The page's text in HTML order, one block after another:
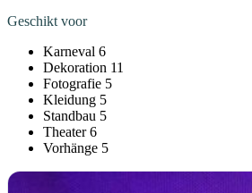
Geschikt voor
Karneval 6
Dekoration 11
Fotografie 5
Kleidung 5
Standbau 5
Theater 6
Vorhänge 5